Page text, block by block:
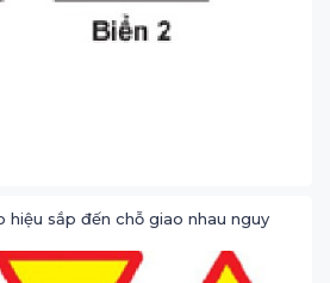
hiệu sắp đến chỗ giao nhau nguy